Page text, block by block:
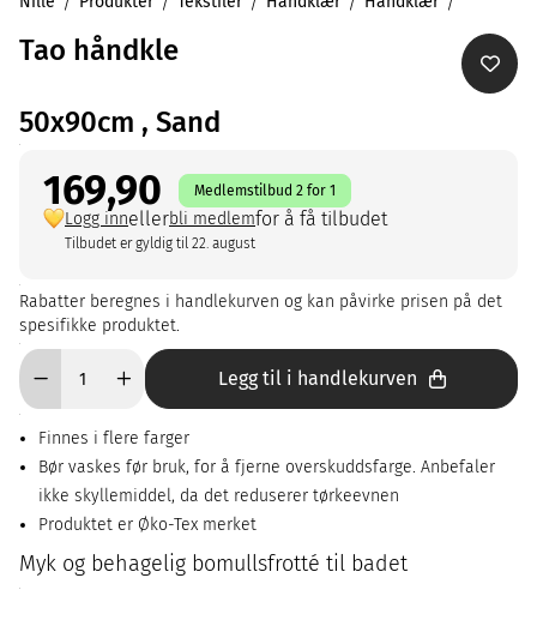
Tao håndkle
50x90cm , Sand
169,90 Medlemstilbud 2 for 1
Logg innellerbli medlemfor å få tilbudet
Tilbudet er gyldig til 22. august
Rabatter beregnes i handlekurven og kan påvirke prisen på det
spesifikke produktet.
Legg til i handlekurven
Finnes i flere farger
Bør vaskes før bruk, for å fjerne overskuddsfarge. Anbefaler
ikke skyllemiddel, da det reduserer tørkeevnen
Produktet er Øko-Tex merket
Myk og behagelig bomullsfrotté til badet